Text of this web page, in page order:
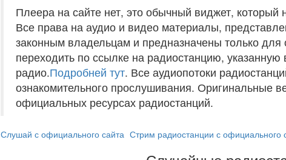
Плеера на сайте нет, это обычный виджет, который
Все права на аудио и видео материалы,
законным владельцам и предназначены только
переходить по ссылке на радиостанцию,
радио.Подробней тут. Все аудиопотоки
ознакомительного прослушивания. Оригинальные
официальных ресурсах радиостанций.
Слушай с официального сайта Стрим радиостанции с официального